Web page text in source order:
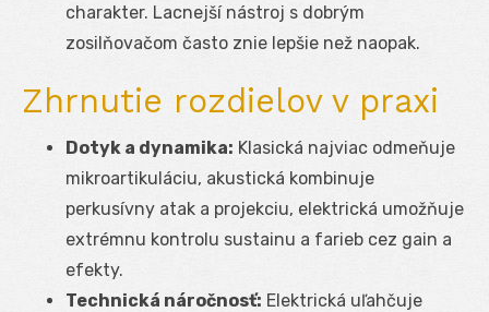
charakter. Lacnejší nástroj s dobrým
zosilňovačom často znie lepšie než naopak.
Zhrnutie rozdielov v praxi
Dotyk a dynamika: Klasická najviac odmeňuje
mikroartikuláciu, akustická kombinuje
perkusívny atak a projekciu, elektrická umožňuje
extrémnu kontrolu sustainu a farieb cez gain a
efekty.
Technická náročnosť: Elektrická uľahčuje